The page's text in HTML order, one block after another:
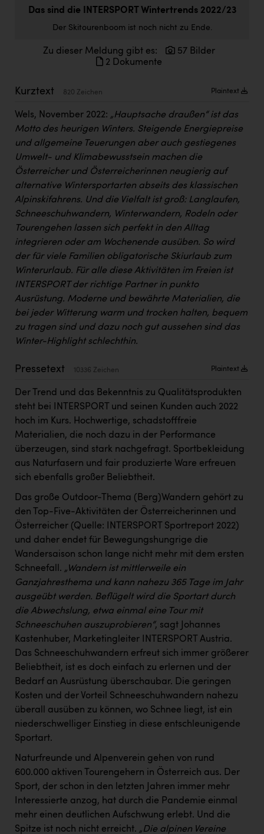
Doppler Gruppe
everfield
Fristads Austria
HIG Infomotion Group
IFE Austria GmbH
Immotech
INTERSPAR
INTERSPORT Austria
Jesolo
Jane Goodall Institute Austria
Kärcher
Karin Liedl
KEBA
KIWI Kinderwunsch Institut Dr. Loimer
Kremsmüller Anlagenbau GmbH
Maximarkt
Oldtimer Raststationen und Motorhotels
Österreichischer Kachelofenverband
Passage Linz
PÜSPÖK
REMAX
RE/MAX Welcome
Resch&Frisch
RUBBLE MASTER
Ruderclub Wels
SCRI - Salzburg Cancer Research Institute
SCHMACHTL GmbH
Schwingshandl - automation technology gmbh
Seher + Partner
Smurfit Westrock Nettingsdorf
TCL
TGW Logistics
Das sind die INTERSPORT Wintertrends 2022/23
Der Skitourenboom ist noch nicht zu Ende.
Zu dieser Meldung gibt es:
57 Bilder
2 Dokumente
Kurztext 820 Zeichen Plaintext
Wels, November 2022: „Hauptsache draußen“ ist das
Motto des heurigen Winters. Steigende Energiepreise
und allgemeine Teuerungen aber auch gestiegenes
Umwelt- und Klimabewusstsein machen die
Österreicher und Österreicherinnen neugierig auf
alternative Wintersportarten abseits des klassischen
Alpinskifahrens. Und die Vielfalt ist groß: Langlaufen,
Schneeschuhwandern, Winterwandern, Rodeln oder
Tourengehen lassen sich perfekt in den Alltag
integrieren oder am Wochenende ausüben. So wird
der für viele Familien obligatorische Skiurlaub zum
Winterurlaub. Für alle diese Aktivitäten im Freien ist
INTERSPORT der richtige Partner in punkto
Ausrüstung. Moderne und bewährte Materialien, die
bei jeder Witterung warm und trocken halten, bequem
zu tragen sind und dazu noch gut aussehen sind das
Winter-Highlight schlechthin.
Pressetext 10336 Zeichen Plaintext
Der Trend und das Bekenntnis zu Qualitätsprodukten
steht bei INTERSPORT und seinen Kunden auch 2022
hoch im Kurs. Hochwertige, schadstofffreie
Materialien, die noch dazu in der Performance
überzeugen, sind stark nachgefragt. Sportbekleidung
aus Naturfasern und fair produzierte Ware erfreuen
sich ebenfalls großer Beliebtheit.
Das große Outdoor-Thema (Berg)Wandern gehört zu
den Top-Five-Aktivitäten der Österreicherinnen und
Österreicher (Quelle: INTERSPORT Sportreport 2022)
und daher endet für Bewegungshungrige die
Wandersaison schon lange nicht mehr mit dem ersten
Schneefall. „Wandern ist mittlerweile ein
Ganzjahresthema und kann nahezu 365 Tage im Jahr
ausgeübt werden. Beflügelt wird die Sportart durch
die Abwechslung, etwa einmal eine Tour mit
Schneeschuhen auszuprobieren“, sagt Johannes
Kastenhuber, Marketingleiter INTERSPORT Austria.
Das Schneeschuhwandern erfreut sich immer größerer
Beliebtheit, ist es doch einfach zu erlernen und der
Bedarf an Ausrüstung überschaubar. Die geringen
Kosten und der Vorteil Schneeschuhwandern nahezu
überall ausüben zu können, wo Schnee liegt, ist ein
niederschwelliger Einstieg in diese entschleunigende
Sportart.
Naturfreunde und Alpenverein gehen von rund
600.000 aktiven Tourengehern in Österreich aus. Der
Sport, der schon in den letzten Jahren immer mehr
Interessierte anzog, hat durch die Pandemie einmal
mehr einen deutlichen Aufschwung erlebt. Und die
Spitze ist noch nicht erreicht. „Die alpinen Vereine